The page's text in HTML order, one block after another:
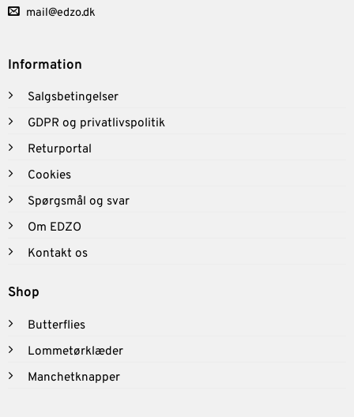
mail@edzo.dk
Information
Salgsbetingelser
GDPR og privatlivspolitik
Returportal
Cookies
Spørgsmål og svar
Om EDZO
Kontakt os
Shop
Butterflies
Lommetørklæder
Manchetknapper